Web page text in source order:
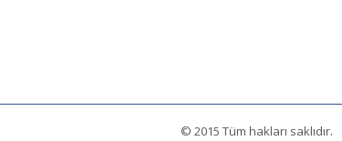
© 2015 Tüm hakları saklıdır.